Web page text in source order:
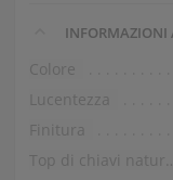
INFORMAZIONI
Colore
Lucentezza
Finitura